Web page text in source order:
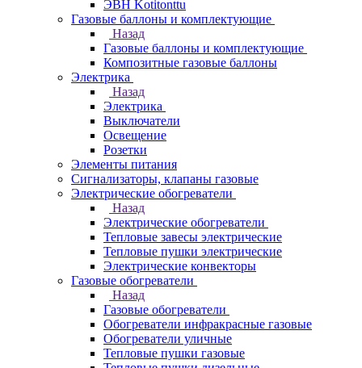
ЭВН Kotitonttu
Газовые баллоны и комплектующие
Назад
Газовые баллоны и комплектующие
Композитные газовые баллоны
Электрика
Назад
Электрика
Выключатели
Освещение
Розетки
Элементы питания
Сигнализаторы, клапаны газовые
Электрические обогреватели
Назад
Электрические обогреватели
Тепловые завесы электрические
Тепловые пушки электрические
Электрические конвекторы
Газовые обогреватели
Назад
Газовые обогреватели
Обогреватели инфракрасные газовые
Обогреватели уличные
Тепловые пушки газовые